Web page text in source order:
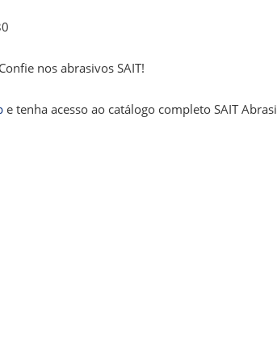
nos abrasivos SAIT!
e tenha acesso ao catálogo completo SAIT